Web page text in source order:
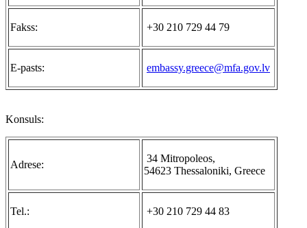
Fakss: +30 210 729 44 79
E-pasts: embassy.greece@mfa.gov.lv
Konsuls:
Аdrese:
34 Mitropoleos,
54623 Thessaloniki, Greece
Tel.: +30 210 729 44 83